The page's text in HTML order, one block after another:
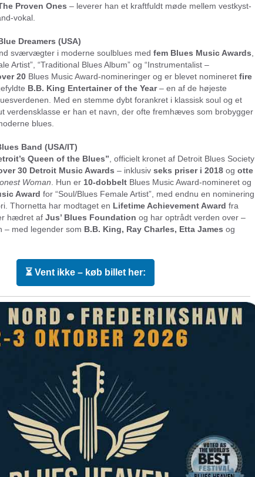
Proven Ones – leverer han et kraftfuldt møde mellem vestkyst-
vokal.
Dreamers (USA)
sværvægter i moderne soulblues med fem Blues Music Awards
Artist”, “Traditional Blues Album” og “Instrumentalist –
20 Blues Music Award-nomineringer og er blevet nomineret fire
B.B. King Entertainer of the Year– en af de højeste
Med en stemme dybt forankret i klassisk soul og et
verdensklasse er han et navn, der ofte fremhæves som brobygger
blues.
Band (USA/IT)
Queen of the Blues” , officielt kronet af Detroit Blues Society
30 Detroit Music Awards – inklusiv seks priser i 2018 og otte
Woman . Hun er 10-dobbelt Blues Music Award-nomineret og
Award for “Soul/Blues Female Artist”, med endnu en nominering
Thornetta har modtaget en Lifetime Achievement Award fra
hædret af Jus’ Blues Foundation og har optrådt verden over –
– med legender som B.B. King, Ray Charles, Etta James og
⏳ Vent ikke – køb billet her: